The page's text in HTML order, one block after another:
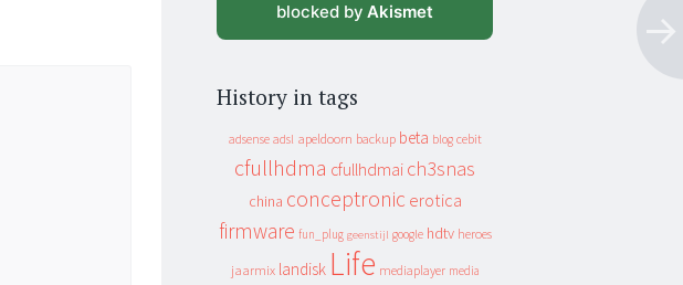
blocked by Akismet
History in tags
adsense adsl apeldoorn backup beta blog cebit
cfullhdma cfullhdmai ch3snas
china conceptronic erotica
firmware fun_plug geenstijl google hdtv heroes
jaarmix landisk Life mediaplayer media